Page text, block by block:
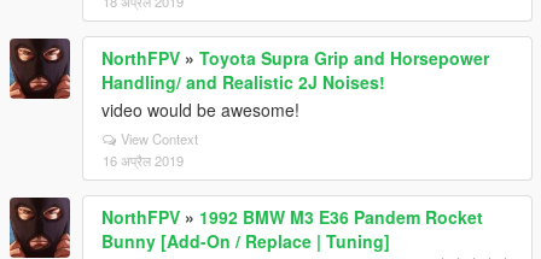
NorthFPV » Toyota Supra Grip and Horsepower
Handling/ and Realistic 2J Noises!
video would be awesome!
View Context
16 अप्रैल 2019
NorthFPV » 1992 BMW M3 E36 Pandem Rocket
Bunny [Add-On / Replace | Tuning]